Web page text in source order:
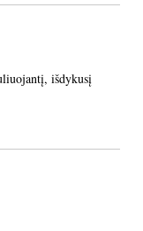
išdykusį